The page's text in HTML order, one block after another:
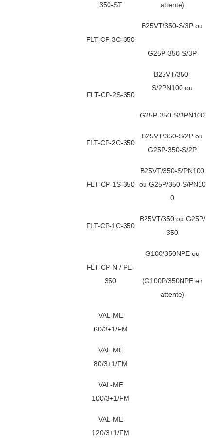
350-ST
attente)
FLT-CP-3C-350
B25VT/350-S/3P ou
G25P-350-S/3P
FLT-CP-2S-350
B25VT/350-
S/2PN100 ou
G25P-350-S/3PN100
FLT-CP-2C-350
B25VT/350-S/2P ou
G25P-350-S/2P
FLT-CP-1S-350
B25VT/350-S/PN100
ou G25P/350-S/PN10
0
FLT-CP-1C-350
B25VT/350 ou G25P/
350
FLT-CP-N / PE-
350
G100/350NPE ou
(G100P/350NPE en
attente)
VAL-ME
60/3+1/FM
VAL-ME
80/3+1/FM
VAL-ME
100/3+1/FM
VAL-ME
120/3+1/FM